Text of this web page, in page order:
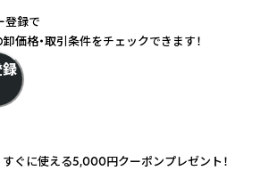
登録で
価格・取引条件をチェックできます！
すぐに使える5,000円クーポンプレゼント！